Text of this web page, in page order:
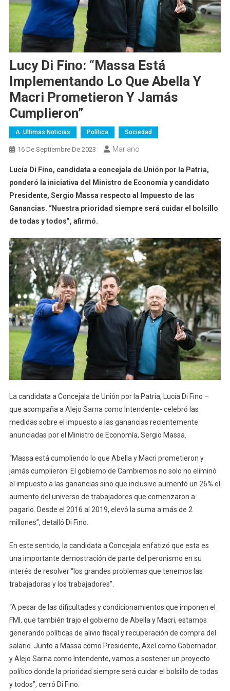
Lucy Di Fino: “Massa Está
Implementando Lo Que Abella Y
Macri Prometieron Y Jamás
Cumplieron”
A. Ultimas Noticias Política Sociedad
16 De Septiembre De 2023 Mariano
Lucía Di Fino, candidata a concejala de Unión por la Patria,
ponderó la iniciativa del Ministro de Economía y candidato
Presidente, Sergio Massa respecto al Impuesto de las
Ganancias. “Nuestra prioridad siempre será cuidar el bolsillo
de todas y todos”, afirmó.
La candidata a Concejala de Unión por la Patria, Lucía Di Fino –
que acompaña a Alejo Sarna como Intendente- celebró las
medidas sobre el impuesto a las ganancias recientemente
anunciadas por el Ministro de Economía, Sergio Massa.
“Massa está cumpliendo lo que Abella y Macri prometieron y
jamás cumplieron. El gobierno de Cambiemos no solo no eliminó
el impuesto a las ganancias sino que inclusive aumentó un 26% el
aumento del universo de trabajadores que comenzaron a
pagarlo. Desde el 2016 al 2019, elevó la suma a más de 2
millones”, detalló Di Fino.
En este sentido, la candidata a Concejala enfatizó que esta es
una importante demostración de parte del peronismo en su
interés de resolver “los grandes problemas que tenemos las
trabajadoras y los trabajadores”.
“A pesar de las dificultades y condicionamientos que imponen el
FMI, que también trajo el gobierno de Abella y Macri, estamos
generando políticas de alivio fiscal y recuperación de compra del
salario. Junto a Massa como Presidente, Axel como Gobernador
y Alejo Sarna como Intendente, vamos a sostener un proyecto
político donde la prioridad siempre será cuidar el bolsillo de todas
y todos”, cerró Di Fino.